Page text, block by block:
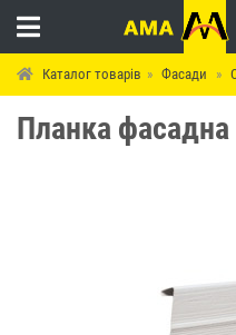
Каталог товарів Фасади
Планка фасадна